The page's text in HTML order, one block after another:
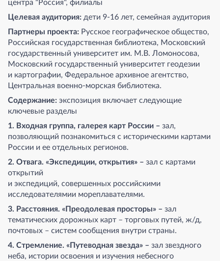
центра "Россия", филиалы
Целевая аудитория: дети 9-16 лет, семейная аудитория
Партнеры проекта: Русское географическое общество,
Российская государственная библиотека, Московский
государственный университет им. М.В. Ломоносова,
Московский государственный университет геодезии
и картографии, Федеральное архивное агентство,
Центральная военно-морская библиотека.
Содержание: экспозиция включает следующие
ключевые разделы
1. Входная группа, галерея карт России – зал,
позволяющий познакомиться с историческими картами
России и ее отдельных регионов.
2. Отвага. «Экспедиции, открытия» – зал с картами
открытий
и экспедиций, совершенных российскими
исследователямии мореплавателями.
3. Расстояния. «Преодолевая просторы» – зал
тематических дорожных карт – торговых путей, ж/д,
почтовых – систем сообщения внутри страны.
4. Стремление. «Путеводная звезда» – зал звездного
неба, истории освоения и изучения небесного